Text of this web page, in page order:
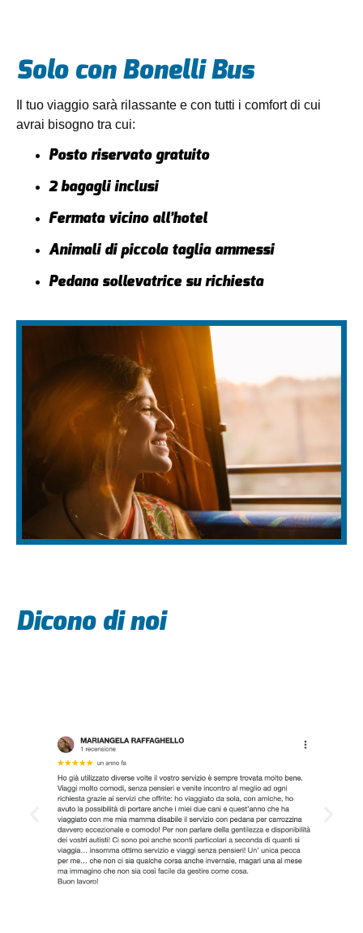
Solo con Bonelli Bus
Il tuo viaggio sarà rilassante e con tutti i comfort di cui
avrai bisogno tra cui:
Posto riservato gratuito
2 bagagli inclusi
Fermata vicino all’hotel
Animali di piccola taglia ammessi
Pedana sollevatrice su richiesta
Dicono di noi